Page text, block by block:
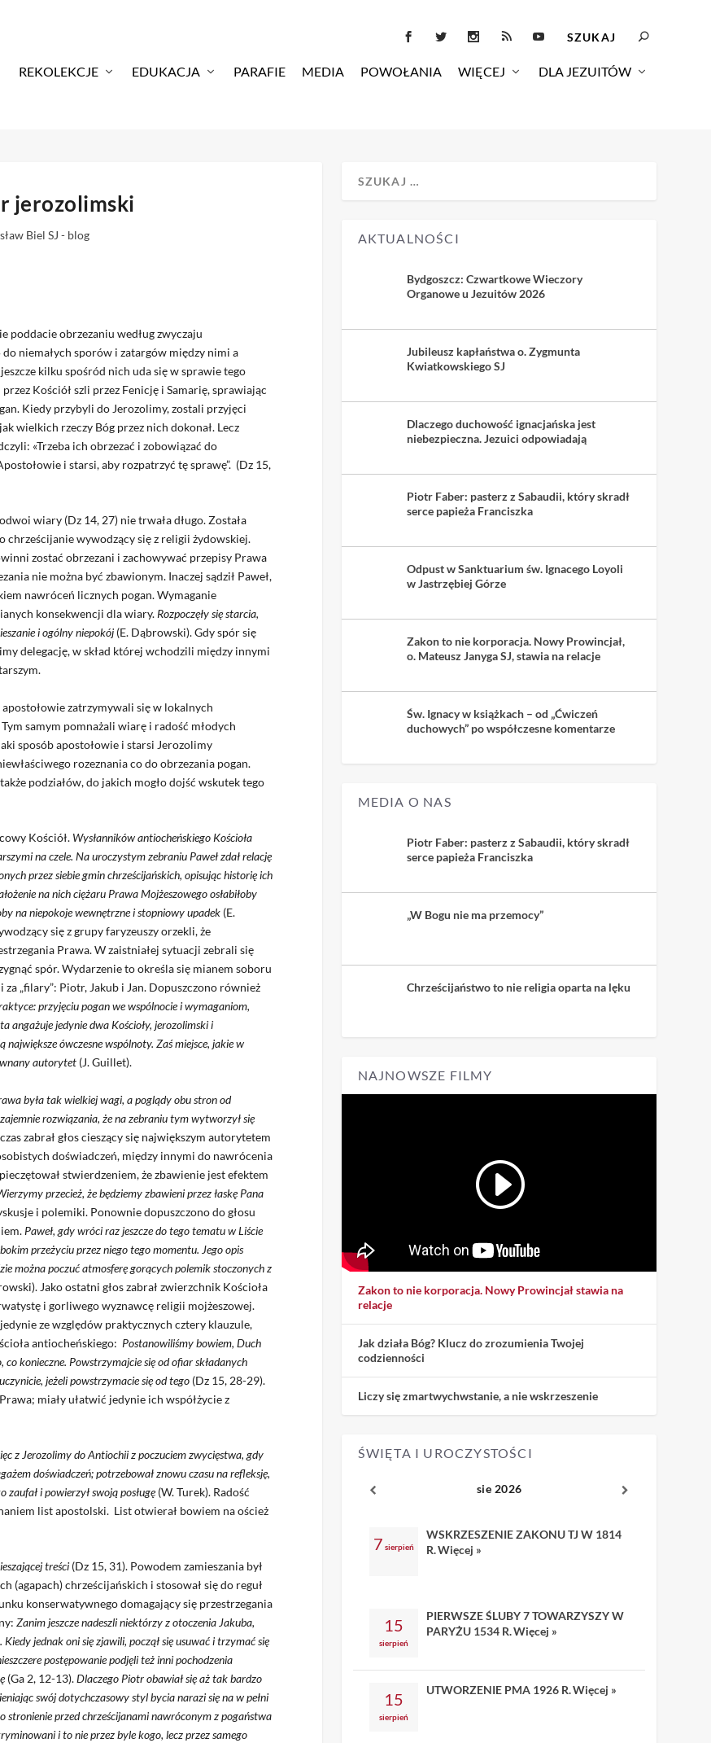
REKOLEKCJE EDUKACJA PARAFIE MEDIA POWOŁANIA WIĘCEJ DLA JEZUITÓW
jerozolimski
Biel SJ - blog
poddacie obrzezaniu według zwyczaju
niemałych sporów i zatargów między nimi a
kilku spośród nich uda się w sprawie tego
Kościół szli przez Fenicję i Samarię, sprawiając
Kiedy przybyli do Jerozolimy, zostali przyjęci
wielkich rzeczy Bóg przez nich dokonał. Lecz
«Trzeba ich obrzezać i zobowiązać do
i starsi, aby rozpatrzyć tę sprawę”. (Dz 15,
wiary (Dz 14, 27) nie trwała długo. Została
chrześcijanie wywodzący się z religii żydowskiej.
zostać obrzezani i zachowywać przepisy Prawa
nie można być zbawionym. Inaczej sądził Paweł,
nawróceń licznych pogan. Wymaganie
konsekwencji dla wiary. Rozpoczęły się starcia,
i ogólny niepokój (E. Dąbrowski). Gdy spór się
delegację, w skład której wchodzili między innymi
zatrzymywali się w lokalnych
samym pomnażali wiarę i radość młodych
sposób apostołowie i starsi Jerozolimy
rozeznania co do obrzezania pogan.
podziałów, do jakich mogło dojść wskutek tego
Kościół. Wysłanników antiocheńskiego Kościoła
na czele. Na uroczystym zebraniu Paweł zdał relację
przez siebie gmin chrześcijańskich, opisując historię ich
na nich ciężaru Prawa Mojżeszowego osłabiłoby
na niepokoje wewnętrzne i stopniowy upadek (E.
się z grupy faryzeuszy orzekli, że
Prawa. W zaistniałej sytuacji zebrali się
spór. Wydarzenie to określa się mianem soboru
„filary”: Piotr, Jakub i Jan. Dopuszczono również
przyjęciu pogan we wspólnocie i wymaganiom,
angażuje jedynie dwa Kościoły, jerozolimski i
ówczesne wspólnoty. Zaś miejsce, jakie w
autorytet (J. Guillet).
była tak wielkiej wagi, a poglądy obu stron od
rozwiązania, że na zebraniu tym wytworzył się
zabrał głos cieszący się największym autorytetem
doświadczeń, między innymi do nawrócenia
stwierdzeniem, że zbawienie jest efektem
przecież, że będziemy zbawieni przez łaskę Pana
i polemiki. Ponownie dopuszczono do głosu
Paweł, gdy wróci raz jeszcze do tego tematu w Liście
przeżyciu przez niego tego momentu. Jego opis
można poczuć atmosferę gorących polemik stoczonych z
Jako ostatni głos zabrał zwierzchnik Kościoła
i gorliwego wyznawcę religii mojżeszowej.
ze względów praktycznych cztery klauzule,
antiocheńskiego: Postanowiliśmy bowiem, Duch
konieczne. Powstrzymajcie się od ofiar składanych
jeżeli powstrzymacie się od tego (Dz 15, 28-29).
miały ułatwić jedynie ich współżycie z
z Jerozolimy do Antiochii z poczuciem zwycięstwa, gdy
doświadczeń; potrzebował znowu czasu na refleksję,
i powierzył swoją posługę(W. Turek). Radość
list apostolski. List otwierał bowiem na oścież
treści (Dz 15, 31). Powodem zamieszania był
(agapach) chrześcijańskich i stosował się do reguł
konserwatywnego domagający się przestrzegania
Zanim jeszcze nadeszli niektórzy z otoczenia Jakuba,
jednak oni się zjawili, począł się usuwać i trzymać się
postępowanie podjęli też inni pochodzenia
(Ga 2, 12-13).Dlaczego Piotr obawiał się aż tak bardzo
swój dotychczasowy styl bycia narazi się na w pełni
stronienie przed chrześcijanami nawróconym z pogaństwa
i to nie przez byle kogo, lecz przez samego
AKTUALNOŚCI
Bydgoszcz: Czwartkowe Wieczory
Organowe u Jezuitów 2026
Jubileusz kapłaństwa o. Zygmunta
Kwiatkowskiego SJ
Dlaczego duchowość ignacjańska jest
niebezpieczna. Jezuici odpowiadają
Piotr Faber: pasterz z Sabaudii, który skradł
serce papieża Franciszka
Odpust w Sanktuarium św. Ignacego Loyoli
w Jastrzębiej Górze
Zakon to nie korporacja. Nowy Prowincjał,
o. Mateusz Janyga SJ, stawia na relacje
Św. Ignacy w książkach – od „Ćwiczeń
duchowych” po współczesne komentarze
MEDIA O NAS
Piotr Faber: pasterz z Sabaudii, który skradł
serce papieża Franciszka
„W Bogu nie ma przemocy”
Chrześcijaństwo to nie religia oparta na lęku
NAJNOWSZE FILMY
Zakon to nie korporacja. Nowy Prowincjał stawia na
relacje
Jak działa Bóg? Klucz do zrozumienia Twojej
codzienności
Liczy się zmartwychwstanie, a nie wskrzeszenie
ŚWIĘTA I UROCZYSTOŚCI
sie 2026
7 sierpień
WSKRZESZENIE ZAKONU TJ W 1814
R.Więcej »
15
sierpień
PIERWSZE ŚLUBY 7 TOWARZYSZY W
PARYŻU 1534 R.Więcej »
15
sierpień
UTWORZENIE PMA 1926 R.Więcej »